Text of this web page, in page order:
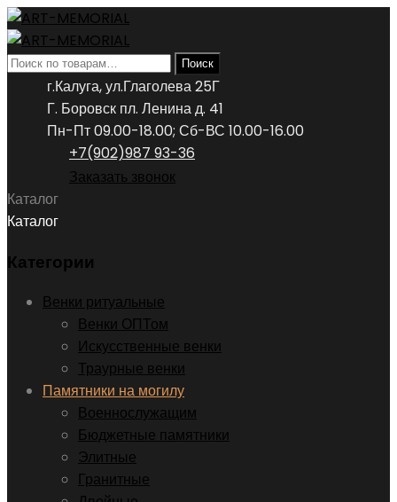
Искать: Поиск
г.Калуга, ул.Глаголева 25Г
Г. Боровск пл. Ленина д. 41
Пн-Пт 09.00-18.00; Сб-ВС 10.00-16.00
+7(902)987 93-36
Заказать звонок
Каталог
Каталог
Категории
Венки ритуальные
Венки ОПТом
Искусственные венки
Траурные венки
Памятники на могилу
Военнослужащим
Бюджетные памятники
Элитные
Гранитные